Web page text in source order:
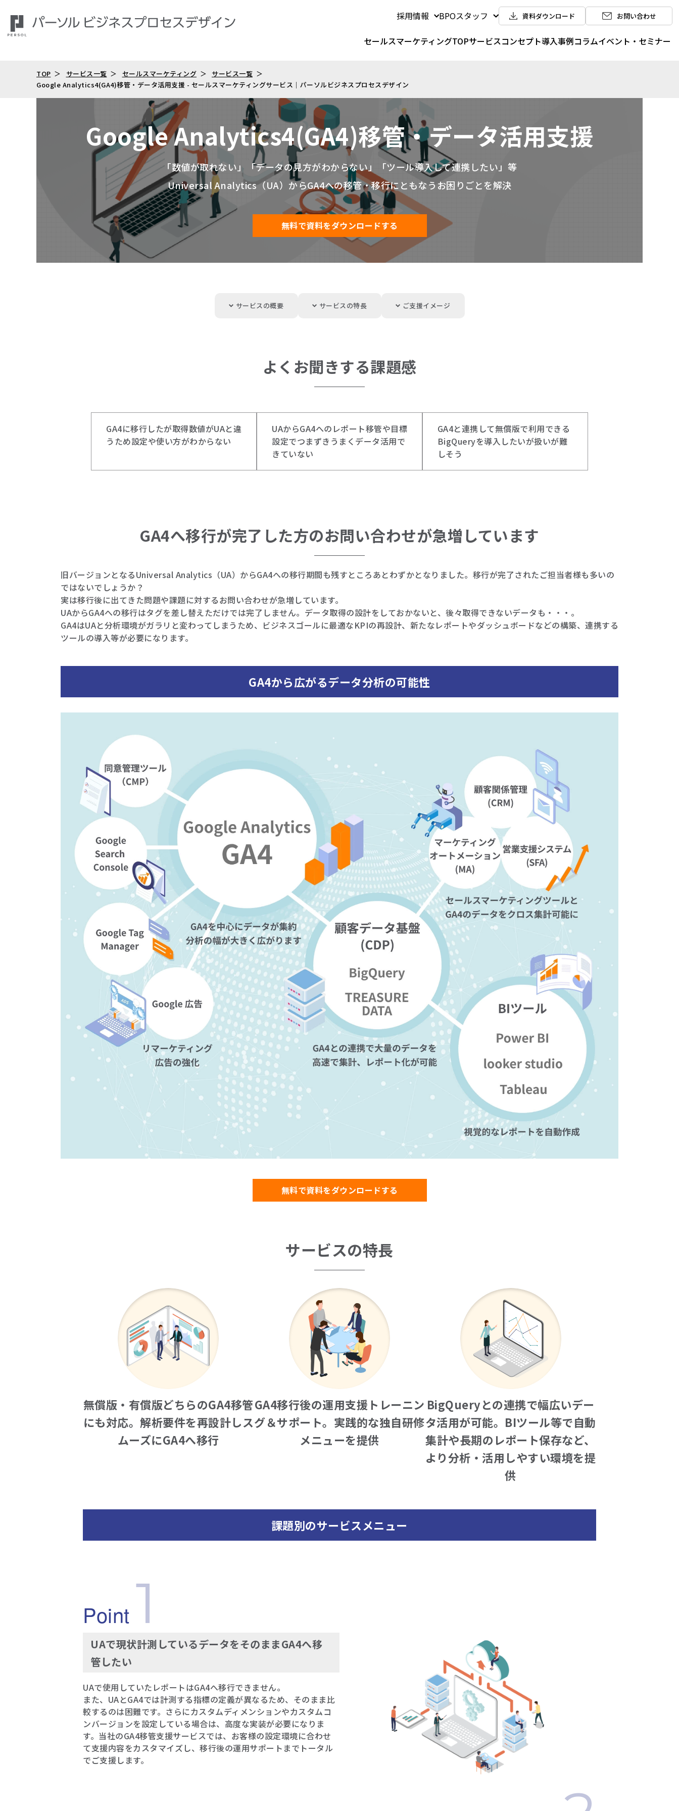
採用情報 BPOスタッフ 資料ダウンロード お問い合わせ
セールスマーケティングTOPサービスコンセプト導入事例コラムイベント・セミナー
TOP サービス一覧 セールスマーケティング
サービス一覧
Google Analytics4(GA4)移管・データ活用支援 - セールスマーケティングサービス｜パーソルビジネスプロセスデザイン
Google Analytics4(GA4)移管・データ活用支援
「数値が取れない」「データの見方がわからない」「ツール導入して連携したい」等
Universal Analytics（UA）からGA4への移管・移行にともなうお困りごとを解決
無料で資料をダウンロードする
サービスの概要 サービスの特長 ご支援イメージ
よくお聞きする課題感
GA4に移行したが取得数値がUAと違
うため設定や使い方がわからない
UAからGA4へのレポート移管や目標
設定でつまずきうまくデータ活用で
きていない
GA4と連携して無償版で利用できる
BigQueryを導入したいが扱いが難
しそう
GA4へ移行が完了した方のお問い合わせが急増しています
旧バージョンとなるUniversal Analytics（UA）からGA4への移行期間も残すところあとわずかとなりました。移行が完了されたご担当者様も多いの
ではないでしょうか？
実は移行後に出てきた問題や課題に対するお問い合わせが急増しています。
UAからGA4への移行はタグを差し替えただけでは完了しません。データ取得の設計をしておかないと、後々取得できないデータも・・・。
GA4はUAと分析環境がガラリと変わってしまうため、ビジネスゴールに最適なKPIの再設計、新たなレポートやダッシュボードなどの構築、連携する
ツールの導入等が必要になります。
GA4から広がるデータ分析の可能性
無料で資料をダウンロードする
サービスの特長
無償版・有償版どちらのGA4移管
にも対応。解析要件を再設計しス
ムーズにGA4へ移行
GA4移行後の運用支援トレーニン
グ＆サポート。実践的な独自研修
メニューを提供
BigQueryとの連携で幅広いデー
タ活用が可能。BIツール等で自動
集計や長期のレポート保存など、
より分析・活用しやすい環境を提
供
課題別のサービスメニュー
Point 1
UAで現状計測しているデータをそのままGA4へ移
管したい
UAで使用していたレポートはGA4へ移行できません。
また、UAとGA4では計測する指標の定義が異なるため、そのまま比
較するのは困難です。さらにカスタムディメンションやカスタムコ
ンバージョンを設定している場合は、高度な実装が必要になりま
す。当社のGA4移管支援サービスでは、お客様の設定環境に合わせ
て支援内容をカスタマイズし、移行後の運用サポートまでトータル
でご支援します。